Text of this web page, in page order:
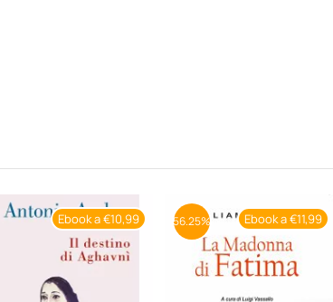
Ebook a €10,99 Ebook a €11,99
56.25%